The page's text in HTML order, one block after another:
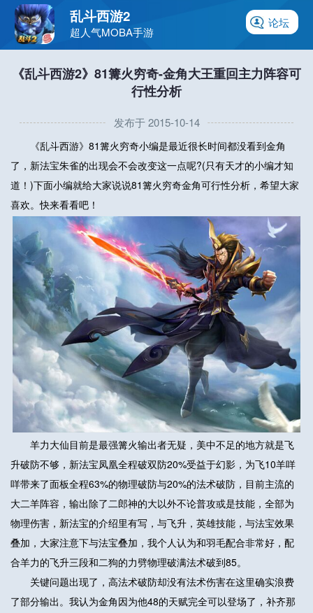
论坛
乱斗西游2
超人气MOBA手游
《乱斗西游2》81篝火穷奇-金角大王重回主力阵容可
行性分析
发布于 2015-10-14
《乱斗西游》81篝火穷奇小编是最近很长时间都没看到金角
了，新法宝朱雀的出现会不会改变这一点呢?(只有天才的小编才知
道！)下面小编就给大家说说81篝火穷奇金角可行性分析，希望大家
喜欢。快来看看吧！
羊力大仙目前是最强篝火输出者无疑，美中不足的地方就是飞
升破防不够，新法宝凤凰全程破双防20%受益于幻影，为飞10羊咩
咩带来了面板全程63%的物理破防与20%的法术破防，目前主流的
大二羊阵容，输出除了二郎神的大以外不论普攻或是技能，全部为
物理伤害，新法宝的介绍里有写，与飞升，英雄技能，与法宝效果
叠加，大家注意下与法宝叠加，我个人认为和羽毛配合非常好，配
合羊力的飞升三段和二狗的力劈物理破满法术破到85。
关键问题出现了，高法术破防却没有法术伤害在这里确实浪费
了部分输出。我认为金角因为他48的天赋完全可以登场了，补齐那